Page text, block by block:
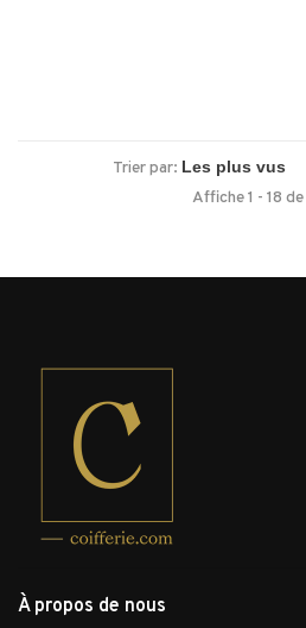
Trier par:
Affiche 1 - 18 de
À propos de nous